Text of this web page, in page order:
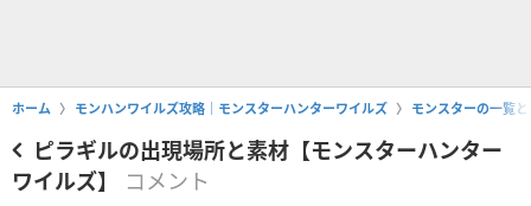
ホーム モンハンワイルズ攻略｜モンスターハンターワイルズ モンスターの一覧
ピラギルの出現場所と素材【モンスターハンター
ワイルズ】
コメント